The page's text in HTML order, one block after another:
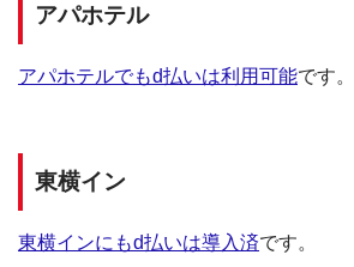
アパホテル
アパホテルでもd払いは利用可能です。
東横イン
東横インにもd払いは導入済です。